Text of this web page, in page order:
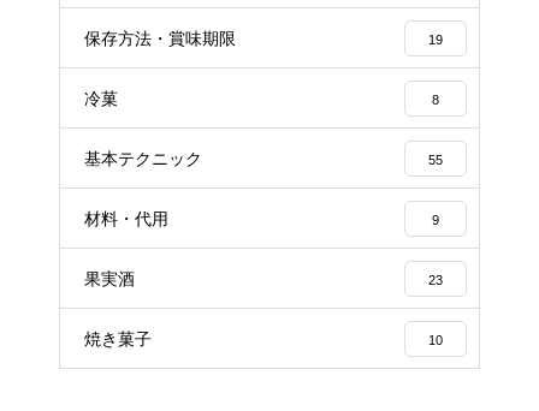
保存方法・賞味期限 19
冷菓 8
基本テクニック 55
材料・代用 9
果実酒 23
焼き菓子 10